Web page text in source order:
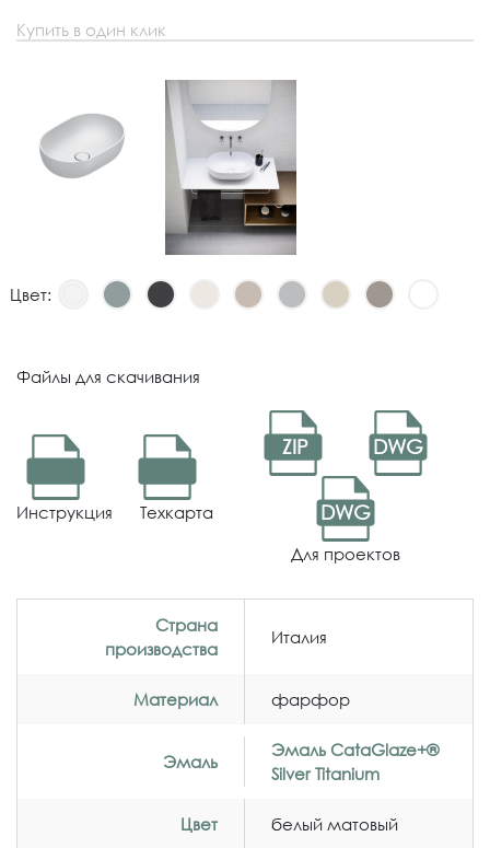
Купить в один клик
Цвет:
Файлы для скачивания
Инструкция Техкарта
ZIP DWG
DWG
Для проектов
Страна
производства
Италия
Материал фарфор
Эмаль
Эмаль CataGlaze+®
Silver Titanium
Цвет белый матовый